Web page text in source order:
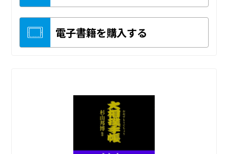
電子書籍を購入する